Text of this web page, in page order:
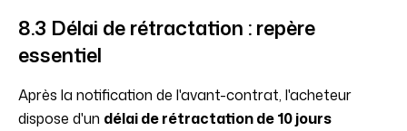
8.3 Délai de rétractation : repère
essentiel
Après la notification de l'avant-contrat, l'acheteur
dispose d'un délai de rétractation de 10 jours